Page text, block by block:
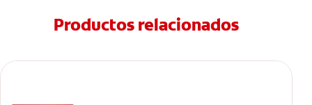
Productos relacionados